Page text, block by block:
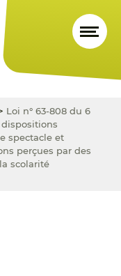
Loi n° 63-808 du 6
spectacle et
perçues par des
scolarité